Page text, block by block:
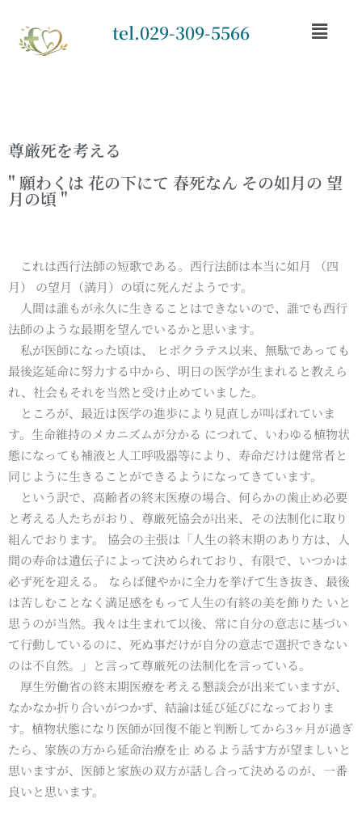
tel.029-309-5566
尊厳死を考える
" 願わくは 花の下にて 春死なん その如月の 望
月の頃 "
これは西行法師の短歌である。西行法師は本当に如月 （四
月） の望月（満月）の頃に死んだようです。
人間は誰もが永久に生きることはできないので、誰でも西行
法師のような最期を望んでいるかと思います。
私が医師になった頃は、 ヒポクラテス以来、無駄であっても
最後迄延命に努力する中から、明日の医学が生まれると教えら
れ、社会もそれを当然と受け止めていました。
ところが、最近は医学の進歩により見直しが叫ばれていま
す。生命維持のメカニズムが分かる につれて、いわゆる植物状
態になっても補液と人工呼吸器等により、寿命だけは健常者と
同じように生きることができるようになってきています。
という訳で、高齢者の終末医療の場合、何らかの歯止め必要
と考える人たちがおり、尊厳死協会が出来、その法制化に取り
組んでおります。 協会の主張は「人生の終末期のあり方は、人
間の寿命は遺伝子によって決められており、有限で、いつかは
必ず死を迎える。 ならば健やかに全力を挙げて生き抜き、最後
は苦しむことなく満足感をもって人生の有終の美を飾りた いと
思うのが当然。我々は生まれて以後、常に自分の意志に基づい
て行動しているのに、死ぬ事だけが自分の意志で選択できない
のは不自然。」と言って尊厳死の法制化を言っている。
厚生労働省の終末期医療を考える懇談会が出来ていますが、
なかなか折り合いがつかず、結論は延び延びになっておりま
す。植物状態になり医師が回復不能と判断してから3ヶ月が過ぎ
たら、家族の方から延命治療を止 めるよう話す方が望ましいと
思いますが、医師と家族の双方が話し合って決めるのが、一番
良いと思います。